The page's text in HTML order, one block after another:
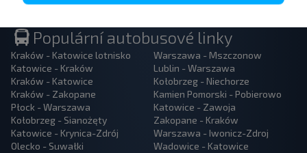
Populární autobusové linky
Kraków - Katowice lotnisko
Katowice - Kraków
Kraków - Katowice
Kraków - Zakopane
Płock - Warszawa
Kołobrzeg - Sianożęty
Katowice - Krynica-Zdrój
Olecko - Suwałki
Warszawa - Mszczonow
Lublin - Warszawa
Kołobrzeg - Niechorze
Kamien Pomorski - Pobierowo
Katowice - Zawoja
Zakopane - Kraków
Warszawa - Iwonicz-Zdroj
Wadowice - Katowice